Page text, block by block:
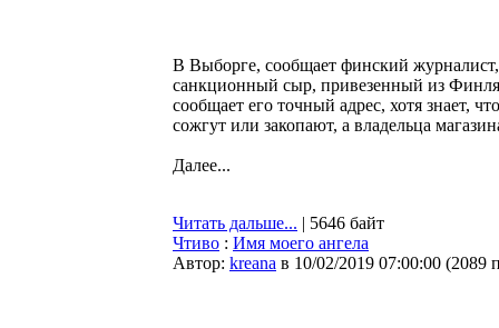
В Выборге, сообщает финский
санкционный сыр, привезенный из
сообщает его точный адрес, хотя знает,
сожгут или закопают, а владельца
Далее...
Читать дальше... | 5646 байт
Чтиво : Имя моего ангела
Автор: kreana в 10/02/2019 07:00:00 (2089